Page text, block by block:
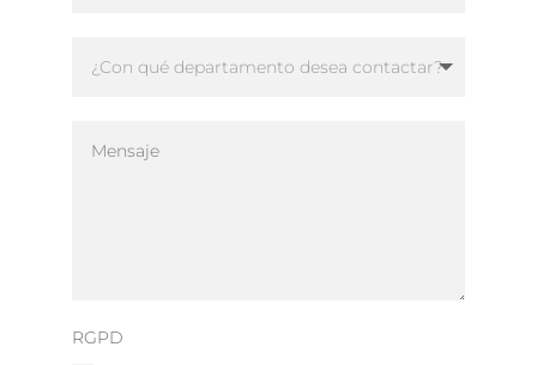
RGPD